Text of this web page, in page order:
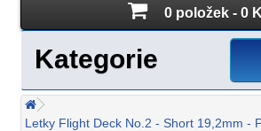
0 položek - 0
Kategorie
Letky Flight Deck No.2 - Short 19,2mm -